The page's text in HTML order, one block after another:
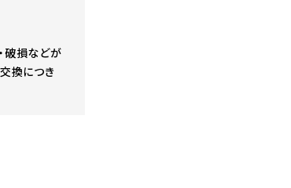
破損などが
換につき